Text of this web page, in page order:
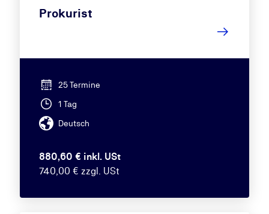
Prokurist
25 Termine
1 Tag
Deutsch
880,60 € inkl. USt
740,00 € zzgl. USt